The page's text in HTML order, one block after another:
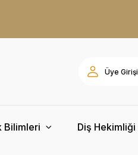
Üye Girişi
Bilimleri Diş Hekimliği